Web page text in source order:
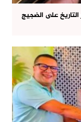
على الضجيج